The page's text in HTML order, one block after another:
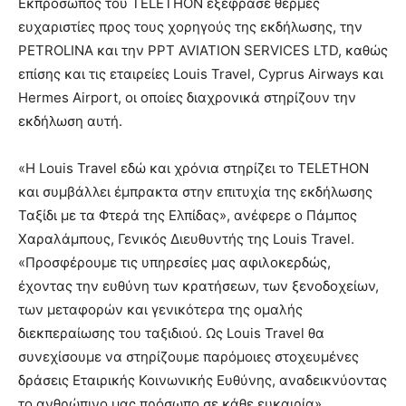
ευχαριστίες προς τους χορηγούς της εκδήλωσης, την
PETROLINA και την PPT AVIATION SERVICES LTD, καθώς
επίσης και τις εταιρείες Louis Travel, Cyprus Airways και
Hermes Airport, οι οποίες διαχρονικά στηρίζουν την
εκδήλωση αυτή.
«Η Louis Travel εδώ και χρόνια στηρίζει το TELETHON
και συμβάλλει έμπρακτα στην επιτυχία της εκδήλωσης
Ταξίδι με τα Φτερά της Ελπίδας», ανέφερε ο Πάμπος
Χαραλάμπους, Γενικός Διευθυντής της Louis Travel.
«Προσφέρουμε τις υπηρεσίες μας αφιλοκερδώς,
έχοντας την ευθύνη των κρατήσεων, των ξενοδοχείων,
των μεταφορών και γενικότερα της ομαλής
διεκπεραίωσης του ταξιδιού. Ως Louis Travel θα
συνεχίσουμε να στηρίζουμε παρόμοιες στοχευμένες
δράσεις Εταιρικής Κοινωνικής Ευθύνης, αναδεικνύοντας